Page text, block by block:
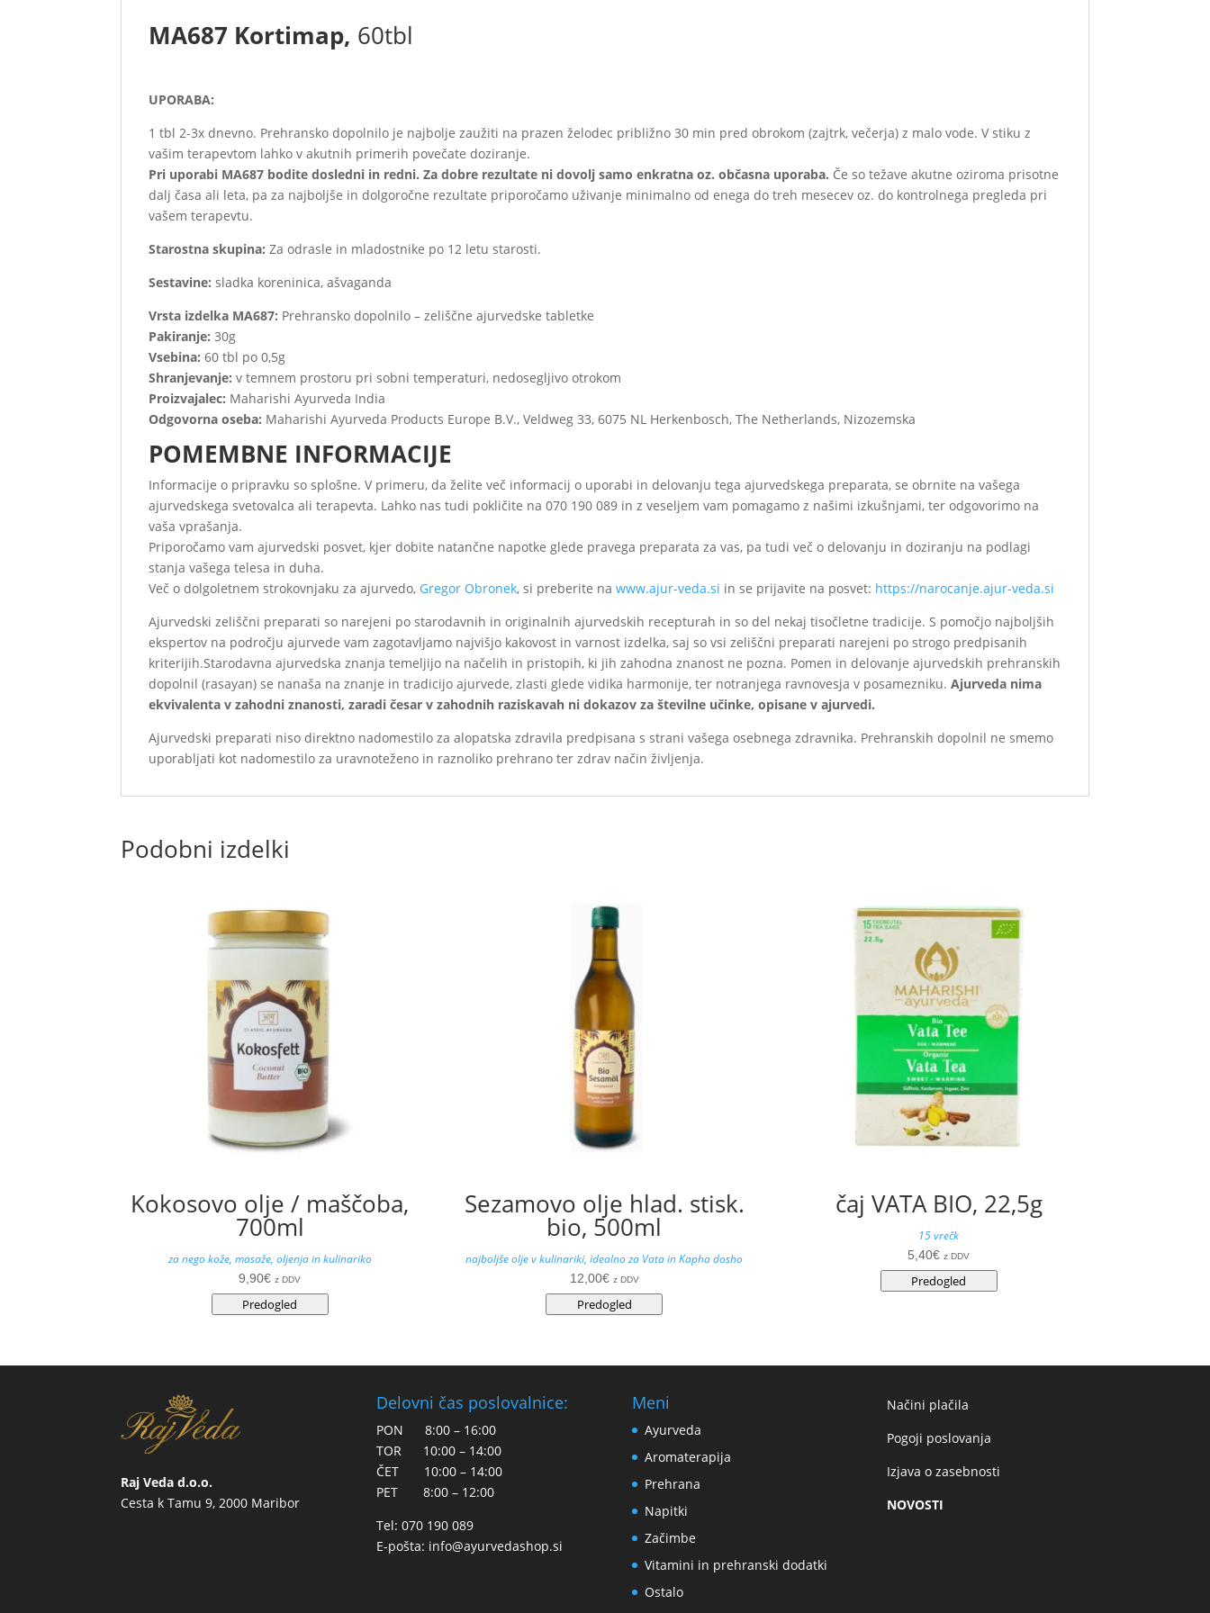
MA687 Kortimap, 60tbl
UPORABA:
1 tbl 2-3x dnevno. Prehransko dopolnilo je najbolje zaužiti na prazen želodec približno 30 min pred obrokom (zajtrk, večerja) z malo vode. V stiku z
vašim terapevtom lahko v akutnih primerih povečate doziranje.
Pri uporabi MA687 bodite dosledni in redni. Za dobre rezultate ni dovolj samo enkratna oz. občasna uporaba. Če so težave akutne oziroma prisotne
dalj časa ali leta, pa za najboljše in dolgoročne rezultate priporočamo uživanje minimalno od enega do treh mesecev oz. do kontrolnega pregleda pri
vašem terapevtu.
Starostna skupina: Za odrasle in mladostnike po 12 letu starosti.
Sestavine:sladka koreninica, ašvaganda
Vrsta izdelka MA687: Prehransko dopolnilo – zeliščne ajurvedske tabletke
Pakiranje: 30g
Vsebina: 60 tbl po 0,5g
Shranjevanje: v temnem prostoru pri sobni temperaturi, nedosegljivo otrokom
Proizvajalec: Maharishi Ayurveda India
Odgovorna oseba: Maharishi Ayurveda Products Europe B.V., Veldweg 33, 6075 NL Herkenbosch, The Netherlands, Nizozemska
POMEMBNE INFORMACIJE
Informacije o pripravku so splošne. V primeru, da želite več informacij o uporabi in delovanju tega ajurvedskega preparata, se obrnite na vašega
ajurvedskega svetovalca ali terapevta. Lahko nas tudi pokličite na 070 190 089 in z veseljem vam pomagamo z našimi izkušnjami, ter odgovorimo na
vaša vprašanja.
Priporočamo vam ajurvedski posvet, kjer dobite natančne napotke glede pravega preparata za vas, pa tudi več o delovanju in doziranju na podlagi
stanja vašega telesa in duha.
Več o dolgoletnem strokovnjaku za ajurvedo, Gregor Obronek, si preberite nawww.ajur-veda.si in se prijavite na posvet: https://narocanje.ajur-veda.si
Ajurvedski zeliščni preparati so narejeni po starodavnih in originalnih ajurvedskih recepturah in so del nekaj tisočletne tradicije. S pomočjo najboljših
ekspertov na področju ajurvede vam zagotavljamo najvišjo kakovost in varnost izdelka, saj so vsi zeliščni preparati narejeni po strogo predpisanih
kriterijih.Starodavna ajurvedska znanja temeljijo na načelih in pristopih, ki jih zahodna znanost ne pozna. Pomen in delovanje ajurvedskih prehranskih
dopolnil (rasayan) se nanaša na znanje in tradicijo ajurvede, zlasti glede vidika harmonije, ter notranjega ravnovesja v posamezniku.Ajurveda nima
ekvivalenta v zahodni znanosti, zaradi česar v zahodnih raziskavah ni dokazov za številne učinke, opisane v ajurvedi.
Ajurvedski preparati niso direktno nadomestilo za alopatska zdravila predpisana s strani vašega osebnega zdravnika. Prehranskih dopolnil ne smemo
uporabljati kot nadomestilo za uravnoteženo in raznoliko prehrano ter zdrav način življenja.
Podobni izdelki
Kokosovo olje / maščoba,
700ml
za nego kože, masaže, oljenja in kulinariko
9,90€ z DDV
Predogled
Sezamovo olje hlad. stisk.
bio, 500ml
najboljše olje v kulinariki, idealno za Vata in Kapha dosho
12,00€ z DDV
Predogled
čaj VATA BIO, 22,5g
15 vrečk
5,40€ z DDV
Predogled
Raj Veda d.o.o.
Cesta k Tamu 9, 2000 Maribor
Delovni čas poslovalnice:
PON 8:00 – 16:00
TOR 10:00 – 14:00
ČET 10:00 – 14:00
PET 8:00 – 12:00
Tel: 070 190 089
E-pošta: info@ayurvedashop.si
Meni
Ayurveda
Aromaterapija
Prehrana
Napitki
Začimbe
Vitamini in prehranski dodatki
Ostalo
Načini plačila
Pogoji poslovanja
Izjava o zasebnosti
NOVOSTI